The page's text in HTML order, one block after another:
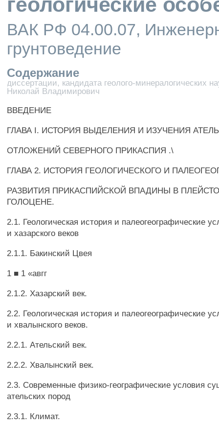
ВАК РФ 04.00.07,
грунтоведение
Содержание
диссертации, кандидата геолого-минералогических
Николай Владимирович
ВВЕДЕНИЕ
ГЛАВА I. ИСТОРИЯ ВЫДЕЛЕНИЯ И ИЗУЧЕНИЯ
ОТЛОЖЕНИЙ СЕВЕРНОГО ПРИКАСПИЯ .\
ГЛАВА 2. ИСТОРИЯ ГЕОЛОГИЧЕСКОГО И
РАЗВИТИЯ ПРИКАСПИЙСКОЙ ВПАДИНЫ В
ГОЛОЦЕНЕ.
2.1. Геологическая история и палеогеографические
и хазарского веков
2.1.1. Бакинский Цвея
1 ■ 1 «авгг
2.1.2. Хазарский век.
2.2. Геологическая история и палеогеографические
и хвалынского веков.
2.2.1. Ательский век.
2.2.2. Хвалынский век.
2.3. Современные физико-географические условия
ательских пород
2.3.1. Климат.